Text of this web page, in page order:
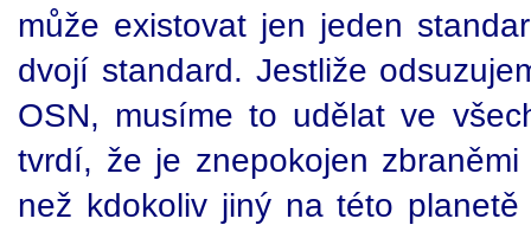
může existovat jen jeden
dvojí standard. Jestliže
OSN, musíme to udělat ve
tvrdí, že je znepokojen
než kdokoliv jiný na této